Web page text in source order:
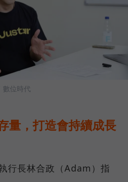
數位時代
量，打造會持續成長
行長林合政（Adam）指